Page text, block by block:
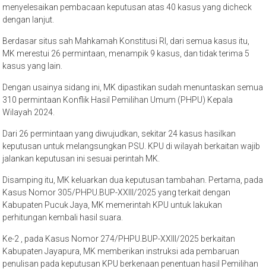
menyelesaikan pembacaan keputusan atas 40 kasus yang dicheck
dengan lanjut.
Berdasar situs sah Mahkamah Konstitusi RI, dari semua kasus itu,
MK merestui 26 permintaan, menampik 9 kasus, dan tidak terima 5
kasus yang lain.
Dengan usainya sidang ini, MK dipastikan sudah menuntaskan semua
310 permintaan Konflik Hasil Pemilihan Umum (PHPU) Kepala
Wilayah 2024.
Dari 26 permintaan yang diwujudkan, sekitar 24 kasus hasilkan
keputusan untuk melangsungkan PSU. KPU di wilayah berkaitan wajib
jalankan keputusan ini sesuai perintah MK.
Disamping itu, MK keluarkan dua keputusan tambahan. Pertama, pada
Kasus Nomor 305/PHPU.BUP-XXIII/2025 yang terkait dengan
Kabupaten Pucuk Jaya, MK memerintah KPU untuk lakukan
perhitungan kembali hasil suara.
Ke-2 , pada Kasus Nomor 274/PHPU.BUP-XXIII/2025 berkaitan
Kabupaten Jayapura, MK memberikan instruksi ada pembaruan
penulisan pada keputusan KPU berkenaan penentuan hasil Pemilihan